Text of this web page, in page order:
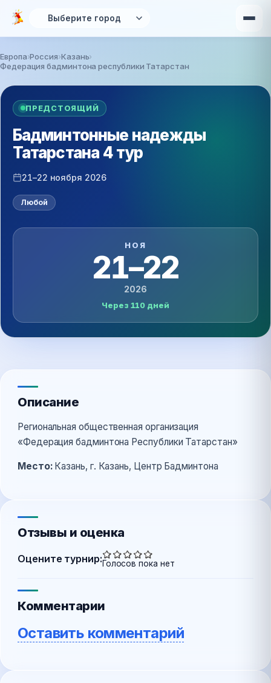
Перейти к основному содержанию
Вы здесь
Европа Россия Казань
Федерация бадминтона республики Татарстан
ПРЕДСТОЯЩИЙ
Бадминтонные надежды
Татарстана 4 тур
21–22 ноября 2026
Любой
НОЯ
21–22
2026
Через 110 дней
Описание
Региональная общественная организация
«Федерация бадминтона Республики Татарстан»
Место:Казань, г. Казань, Центр Бадминтона
Отзывы и оценка
Оцените турнир:Голосов пока нет
Комментарии
Оставить комментарий